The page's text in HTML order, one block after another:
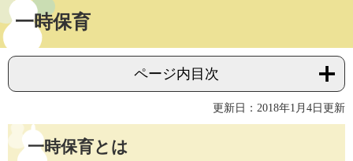
一時保育
ページ内目次
更新日：2018年1月4日更新
一時保育とは